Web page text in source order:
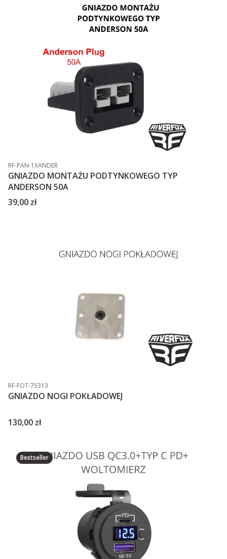
Kod produktu
RF-PAN-1XANDER
GNIAZDO MONTAŻU PODTYNKOWEGO TYP
ANDERSON 50A
Cena
39,00 zł
Kod produktu
RF-FOT-75313
GNIAZDO NOGI POKŁADOWEJ
Cena
130,00 zł
Bestseller